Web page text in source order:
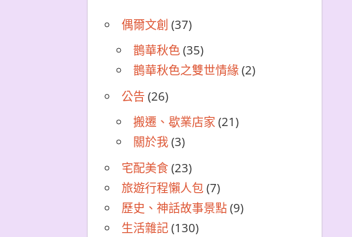
偶爾文創 (37)
鵲華秋色(35)
鵲華秋色之雙世情緣(2)
公告 (26)
搬遷、歇業店家 (21)
關於我(3)
宅配美食(23)
旅遊行程懶人包(7)
歷史、神話故事景點(9)
生活雜記(130)